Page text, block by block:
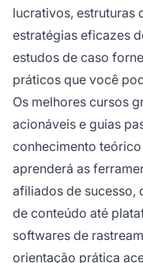
lucrativos, estruturas
estratégias eficazes
estudos de caso
práticos que você
Os melhores cursos
acionáveis e guias
conhecimento
aprenderá as
afiliados de sucesso,
de conteúdo até
softwares de
orientação prática